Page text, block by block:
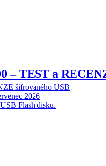
– TEST a
šifrovaného USB
2026
Flash disku.